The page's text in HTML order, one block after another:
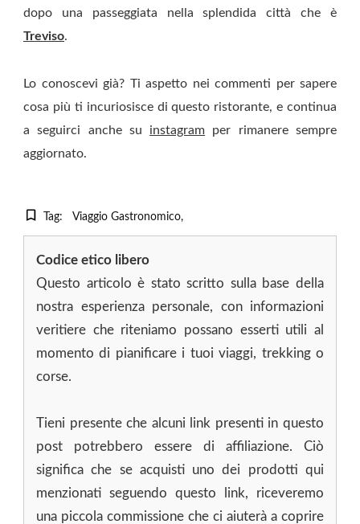
dopo una passeggiata nella splendida città che è
Treviso.
Lo conoscevi già? Ti aspetto nei commenti per sapere
cosa più ti incuriosisce di questo ristorante, e continua
a seguirci anche su instagram per rimanere sempre
aggiornato.
Tag: Viaggio Gastronomico
Codice etico libero
Questo articolo è stato scritto sulla base della
nostra esperienza personale, con informazioni
veritiere che riteniamo possano esserti utili al
momento di pianificare i tuoi viaggi, trekking o
corse.
Tieni presente che alcuni link presenti in questo
post potrebbero essere di affiliazione. Ciò
significa che se acquisti uno dei prodotti qui
menzionati seguendo questo link, riceveremo
una piccola commissione che ci aiuterà a coprire